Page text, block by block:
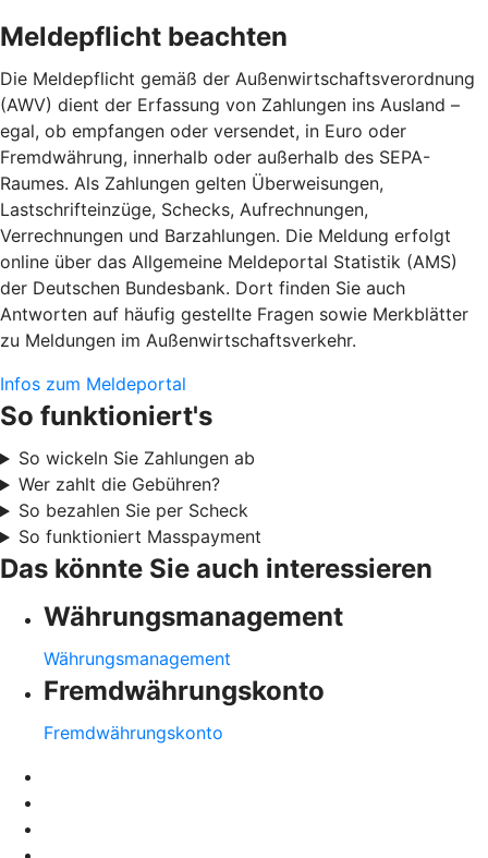
Meldepflicht beachten
Die Meldepflicht gemäß der Außenwirtschaftsverordnung
(AWV) dient der Erfassung von Zahlungen ins Ausland –
egal, ob empfangen oder versendet, in Euro oder
Fremdwährung, innerhalb oder außerhalb des SEPA-
Raumes. Als Zahlungen gelten Überweisungen,
Lastschrifteinzüge, Schecks, Aufrechnungen,
Verrechnungen und Barzahlungen. Die Meldung erfolgt
online über das Allgemeine Meldeportal Statistik (AMS)
der Deutschen Bundesbank. Dort finden Sie auch
Antworten auf häufig gestellte Fragen sowie Merkblätter
zu Meldungen im Außenwirtschaftsverkehr.
Infos zum Meldeportal
So funktioniert's
So wickeln Sie Zahlungen ab
Wer zahlt die Gebühren?
So bezahlen Sie per Scheck
So funktioniert Masspayment
Das könnte Sie auch interessieren
Währungsmanagement
Währungsmanagement
Fremdwährungskonto
Fremdwährungskonto